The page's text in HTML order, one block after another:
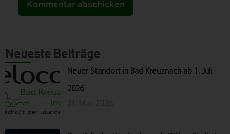
Neueste Beiträge
Neuer Standort in Bad Kreuznach ab 1. Juli
2026